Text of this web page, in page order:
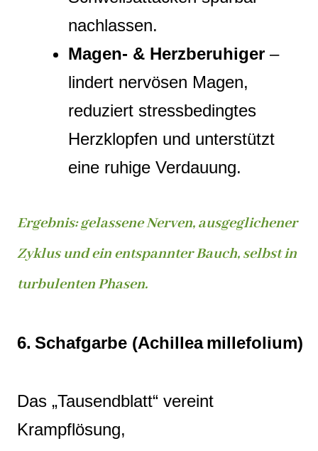
nachlassen.
Magen‑ & Herzberuhiger–
lindert nervösen Magen,
reduziert stressbedingtes
Herzklopfen und unterstützt
eine ruhige Verdauung.
Ergebnis: gelassene Nerven, ausgeglichener
Zyklus und ein entspannter Bauch, selbst in
turbulenten Phasen.
6. Schafgarbe (Achillea millefolium)
Das „Tausendblatt“ vereint
Krampflösung,